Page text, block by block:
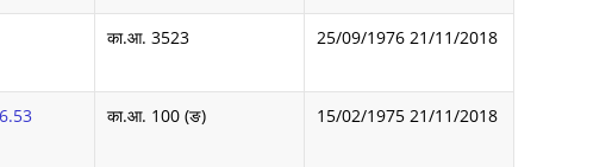
का.आ. 3523 25/09/1976 21/11/2018
का.आ. 100 (ङ) 15/02/1975 21/11/2018